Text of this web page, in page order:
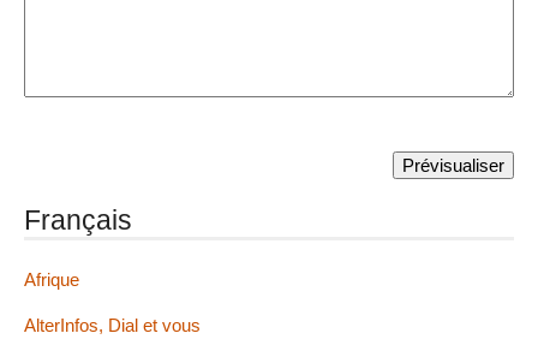
Français
Afrique
AlterInfos, Dial et vous